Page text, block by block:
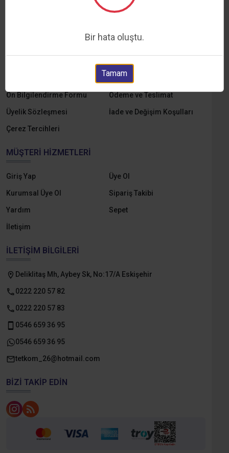
E-Katalog
Mesafeli Satış Sözleşmesi
Ön Bilgilendirme Formu Ödeme ve Teslimat
Üyelik Sözleşmesi İade ve Değişim Koşulları
Çerez Tercihleri
MÜŞTERI HIZMETLERI
Giriş Yap Üye Ol
Kurumsal Üye Ol Sipariş Takibi
Yardım Sepet
İletişim
İLETIŞIM BILGILERI
Deliklitaş Mh, Aybey Sk, No:17/A Eskişehir
0222 220 57 82
0222 220 57 83
0546 659 36 95
0546 659 36 95
tetkom_26@hotmail.com
BIZI TAKIP EDIN
Bir hata oluştu.
Tamam